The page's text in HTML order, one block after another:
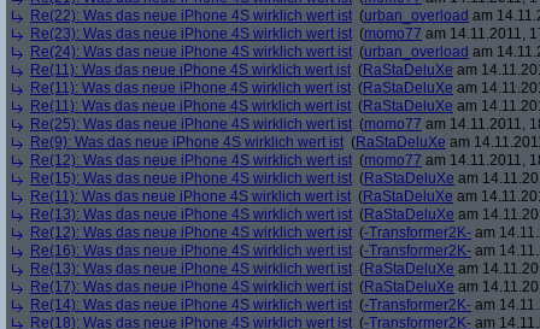
Re(22): Was das neue iPhone 4S wirklich wert ist (urban_overload am
Re(23): Was das neue iPhone 4S wirklich wert ist (momo77 am 14.11.2011,
Re(24): Was das neue iPhone 4S wirklich wert ist (urban_overload am
Re(11): Was das neue iPhone 4S wirklich wert ist (RaStaDeluXe am
Re(11): Was das neue iPhone 4S wirklich wert ist (RaStaDeluXe am
Re(11): Was das neue iPhone 4S wirklich wert ist (RaStaDeluXe am
Re(25): Was das neue iPhone 4S wirklich wert ist (momo77 am 14.11.2011,
Re(9): Was das neue iPhone 4S wirklich wert ist (RaStaDeluXe am
Re(12): Was das neue iPhone 4S wirklich wert ist (momo77 am 14.11.2011,
Re(15): Was das neue iPhone 4S wirklich wert ist (RaStaDeluXe am
Re(11): Was das neue iPhone 4S wirklich wert ist (RaStaDeluXe am
Re(13): Was das neue iPhone 4S wirklich wert ist (RaStaDeluXe am
Re(12): Was das neue iPhone 4S wirklich wert ist (-Transformer2K- am
Re(16): Was das neue iPhone 4S wirklich wert ist (-Transformer2K- am
Re(13): Was das neue iPhone 4S wirklich wert ist (RaStaDeluXe am
Re(17): Was das neue iPhone 4S wirklich wert ist (RaStaDeluXe am
Re(14): Was das neue iPhone 4S wirklich wert ist (-Transformer2K- am
Re(18): Was das neue iPhone 4S wirklich wert ist (-Transformer2K- am